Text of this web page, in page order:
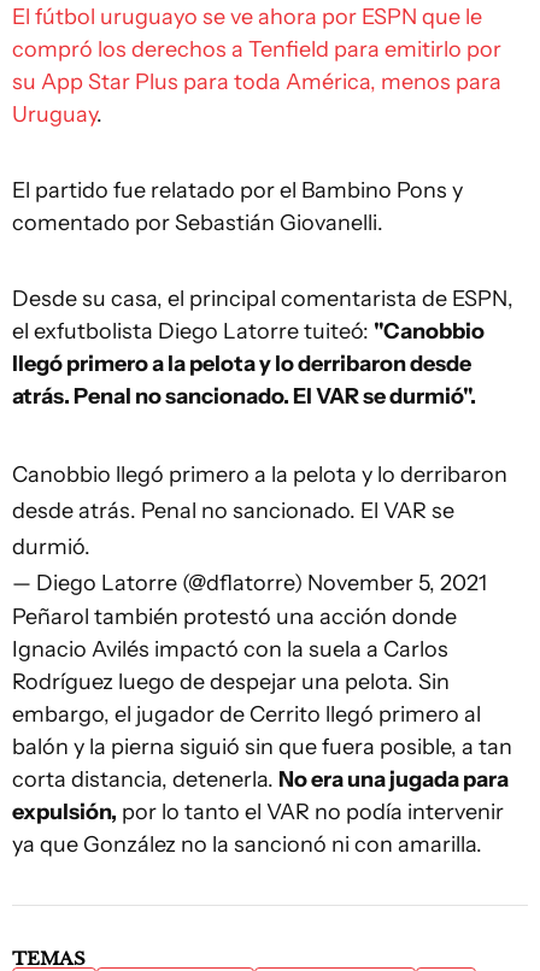
El fútbol uruguayo se ve ahora por ESPN que le
compró los derechos a Tenfield para emitirlo por
su App Star Plus para toda América, menos para
Uruguay.
El partido fue relatado por el Bambino Pons y
comentado por Sebastián Giovanelli.
Desde su casa, el principal comentarista de ESPN,
el exfutbolista Diego Latorre tuiteó: "Canobbio
llegó primero a la pelota y lo derribaron desde
atrás. Penal no sancionado. El VAR se durmió".
Canobbio llegó primero a la pelota y lo derribaron
desde atrás. Penal no sancionado. El VAR se
durmió.
— Diego Latorre (@dflatorre) November 5, 2021
Peñarol también protestó una acción donde
Ignacio Avilés impactó con la suela a Carlos
Rodríguez luego de despejar una pelota. Sin
embargo, el jugador de Cerrito llegó primero al
balón y la pierna siguió sin que fuera posible, a tan
corta distancia, detenerla. No era una jugada para
expulsión, por lo tanto el VAR no podía intervenir
ya que González no la sancionó ni con amarilla.
TEMAS